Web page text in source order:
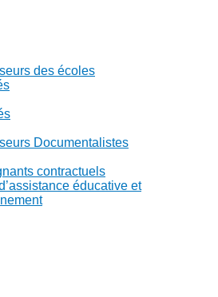
des écoles
Documentalistes
contractuels
éducative et